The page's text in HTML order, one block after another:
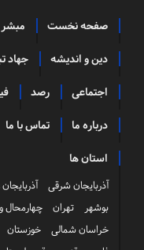
صفحه نخست
دین و اندیشه جهاد
اجتماعی رصد
درباره ما تماس با ما
استان ها
آذربایجان شرقی
بوشهر
تهران چهارمحال
خراسان شمالی
خوزستان